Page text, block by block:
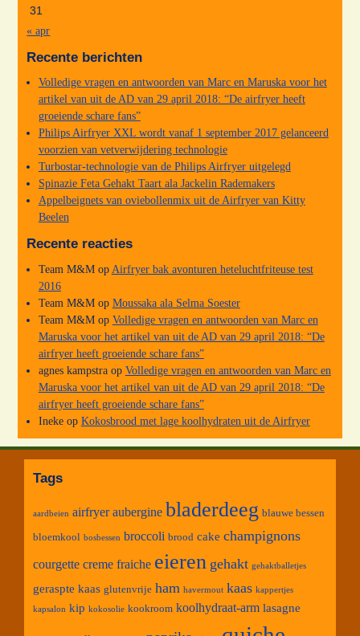
31
« apr
Recente berichten
Volledige vragen en antwoorden van Marc en Maruska voor het
artikel van uit de AD van 29 april 2018: “De airfryer heeft
groeiende schare fans”
Philips Airfryer XXL wordt vanaf 1 september 2017 gelanceerd
voorzien van vetverwijdering technologie
Turbostar-technologie van de Philips Airfryer uitgelegd
Spinazie Feta Gehakt Taart ala Jackelin Rademakers
Appelbeignets van oviebollenmix uit de Airfryer van Kitty
Beelen
Recente reacties
Team M&Mop Airfryer bak avonturen heteluchtfriteuse test
2016
Team M&Mop Moussaka ala Selma Soester
Team M&Mop Volledige vragen en antwoorden van Marc en
Maruska voor het artikel van uit de AD van 29 april 2018: “De
airfryer heeft groeiende schare fans”
agnes kampstraop Volledige vragen en antwoorden van Marc en
Maruska voor het artikel van uit de AD van 29 april 2018: “De
airfryer heeft groeiende schare fans”
Inekeop Kokosbrood met lage koolhydraten uit de Airfryer
Tags
aardbeien airfryer aubergine bladerdeeg blauwe bessen
bloemkool bosbessen broccoli brood cake champignons
courgette creme fraiche eieren gehakt gehaktballetjes
geraspte kaas glutenvrije ham havermout kaas kappertjes
kapsalon kip kokosolie kookroom koolhydraat-arm lasagne